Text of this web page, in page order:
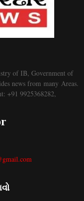
of IB, Government of
news from many Areas.
+91 9925368282,